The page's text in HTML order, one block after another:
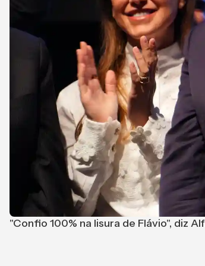
"Confio 100% na lisura de Flávio", diz